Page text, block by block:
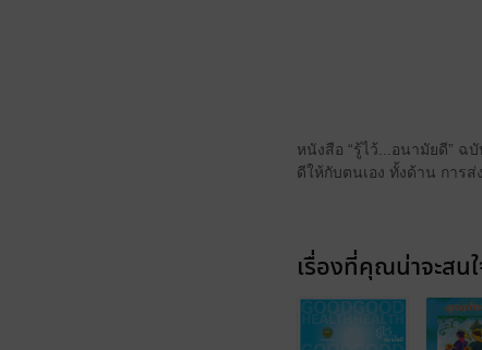
หนังสือ “รู้ไว้...อนามัยดี” ฉ
ดีให้กับตนเอง ทั้งด้าน การ
เรื่องที่คุณน่าจะสน